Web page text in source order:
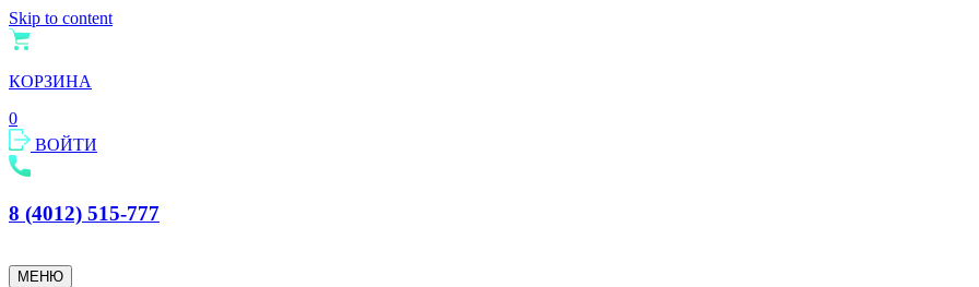
Skip to content
КОРЗИНА
0
ВОЙТИ
8 (4012) 515-777
МЕНЮ